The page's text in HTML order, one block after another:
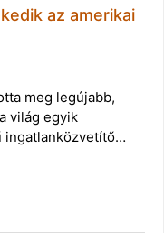
az amerikai
meg legújabb,
világ egyik
ingatlanközvetítő…